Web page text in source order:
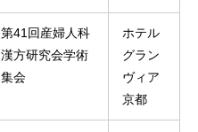
第41回産婦人科
漢方研究会学術
集会
ホテル
グラン
ヴィア
京都